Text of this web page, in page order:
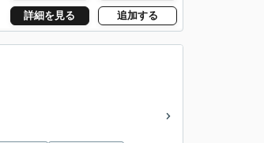
詳細を見る 追加する